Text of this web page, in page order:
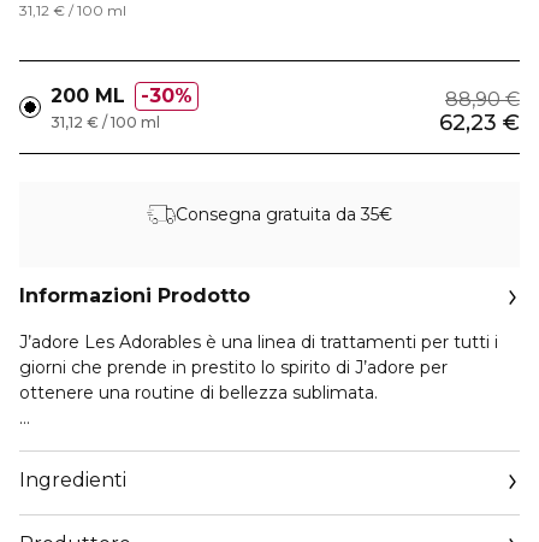
31,12 € / 100 ml
200 ML 30% 88,90 €
62,23 €
31,12 € / 100 ml
Consegna gratuita da 35€
Informazioni Prodotto
J’adore Les Adorables è una linea di trattamenti per tutti i
giorni che prende in prestito lo spirito di J’adore per
ottenere una routine di bellezza sublimata.
composta per il 92%* da ingredienti di origine naturale ed è
infusa con un estratto di gelsomino. Dopo l’applicazione, la
pelle è idratata e delicatamente esaltata dalle note floreali
Ingredienti